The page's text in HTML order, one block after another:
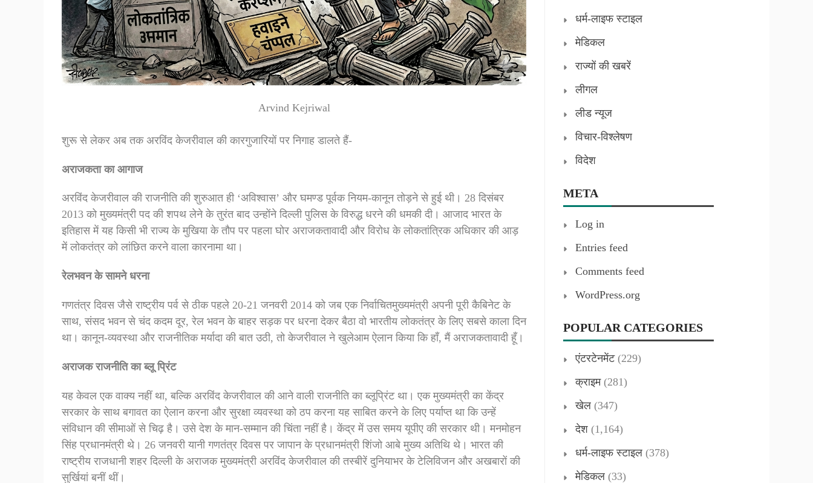
Arvind Kejriwal
शुरू से लेकर अब तक अरविंद केजरीवाल की कारगुजारियों पर निगाह डालते हैं-
अराजकता का आगाज
अरविंद केजरीवाल की राजनीति की शुरुआत ही ‘अविश्वास’ और घमण्ड पूर्वक नियम-कानून तोड़ने से हुई थी। 28 दिसंबर
2013 को मुख्यमंत्री पद की शपथ लेने के तुरंत बाद उन्होंने दिल्ली पुलिस के विरुद्ध धरने की धमकी दी। आजाद भारत के
इतिहास में यह किसी भी राज्य के मुखिया के तौप पर पहला घोर अराजकतावादी और विरोध के लोकतांत्रिक अधिकार की आड़
में लोकतंत्र को लांछित करने वाला कारनामा था।
रेलभवन के सामने धरना
गणतंत्र दिवस जैसे राष्ट्रीय पर्व से ठीक पहले 20-21 जनवरी 2014 को जब एक निर्वाचितमुख्यमंत्री अपनी पूरी कैबिनेट के
साथ, संसद भवन से चंद कदम दूर, रेल भवन के बाहर सड़क पर धरना देकर बैठा वो भारतीय लोकतंत्र के लिए सबसे काला दिन
था। कानून-व्यवस्था और राजनीतिक मर्यादा की बात उठी, तो केजरीवाल ने खुलेआम ऐलान किया कि हाँ, मैं अराजकतावादी हूँ।
अराजक राजनीति का ब्लू प्रिंट
यह केवल एक वाक्य नहीं था, बल्कि अरविंद केजरीवाल की आने वाली राजनीति का ब्लूप्रिंट था। एक मुख्यमंत्री का केंद्र
सरकार के साथ बगावत का ऐलान करना और सुरक्षा व्यवस्था को ठप करना यह साबित करने के लिए पर्याप्त था कि उन्हें
संविधान की सीमाओं से चिढ़ है। उसे देश के मान-सम्मान की चिंता नहीं है। केंद्र में उस समय यूपीए की सरकार थी। मनमोहन
सिंह प्रधानमंत्री थे। 26 जनवरी यानी गणतंत्र दिवस पर जापान के प्रधानमंत्री शिंजो आबे मुख्य अतिथि थे। भारत की
राष्ट्रीय राजधानी शहर दिल्ली के अराजक मुख्यमंत्री अरविंद केजरीवाल की तस्बीरें दुनियाभर के टेलिविजन और अखबारों की
सुर्खियां बनीं थीं।
धर्म-लाइफ स्टाइल
मेडिकल
राज्यों की खबरें
लीगल
लीड न्यूज
विचार-विश्लेषण
विदेश
META
Log in
Entries feed
Comments feed
WordPress.org
POPULAR CATEGORIES
एंटरटेनमेंट(229)
क्राइम(281)
खेल (347)
देश (1,164)
धर्म-लाइफ स्टाइल (378)
मेडिकल (33)